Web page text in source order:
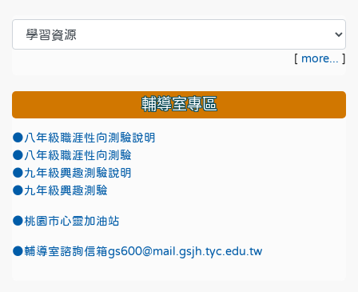
[ more... ]
輔導室專區
●八年級職涯性向測驗說明
●八年級職涯性向測驗
●九年級興趣測驗說明
●九年級興趣測驗
●桃園市心靈加油站
●輔導室諮詢信箱gs600@mail.gsjh.tyc.edu.tw